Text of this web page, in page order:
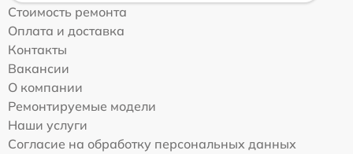
Стоимость ремонта
Оплата и доставка
Контакты
Вакансии
О компании
Ремонтируемые модели
Наши услуги
Согласие на обработку персональных данных